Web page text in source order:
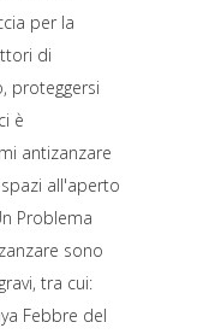
per la
di
proteggersi
è
antizanzare
all'aperto
Problema
sono
tra cui:
Febbre del